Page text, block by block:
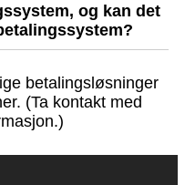
og kan det
betalingsløsninger
(Ta kontakt med